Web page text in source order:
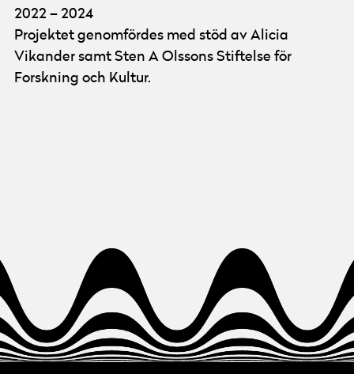
2022 – 2024
Projektet genomfördes med stöd av Alicia
Vikander samt Sten A Olssons Stiftelse för
Forskning och Kultur.